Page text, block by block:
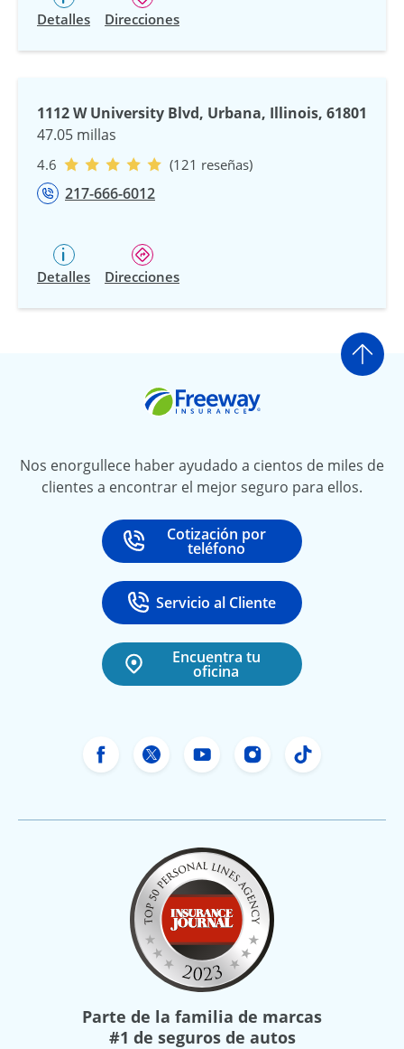
Detalles Direcciones
1112 W University Blvd, Urbana, Illinois, 61801
47.05 millas
4.6 (121 reseñas)
217-666-6012
Detalles Direcciones
Ir
Nos enorgullece haber ayudado a cientos de miles de
clientes a encontrar el mejor seguro para ellos.
Call
Cotización por
teléfono
at
Call
Servicio al Cliente
at 888-531-6720
Encuentra tu
oficina
Facebook de Freeway Insurance
Twitter de Freeway Insurance
YouTube de Freeway
Instagram
TikTok
Parte de la familia de marcas
#1 de seguros de autos